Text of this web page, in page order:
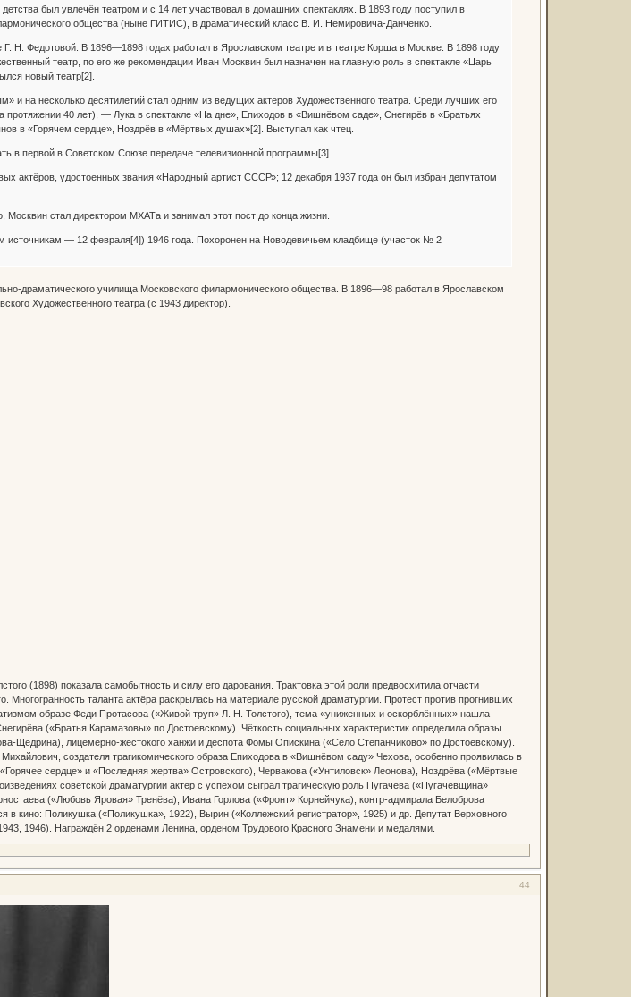
был увлечён театром и с 14 лет участвовал в домашних спектаклях. В 1893 году поступил в
общества (ныне ГИТИС), в драматический класс В. И. Немировича-Данченко.
Н. Федотовой. В 1896—1898 годах работал в Ярославском театре и в театре Корша в Москве. В 1898 году
театр, по его же рекомендации Иван Москвин был назначен на главную роль в спектакле «Царь
новый театр[2].
и на несколько десятилетий стал одним из ведущих актёров Художественного театра. Среди лучших его
протяжении 40 лет), — Лука в спектакле «На дне», Епиходов в «Вишнёвом саде», Снегирёв в «Братьях
в «Горячем сердце», Ноздрёв в «Мёртвых душах»[2]. Выступал как чтец.
в первой в Советском Союзе передаче телевизионной программы[3].
актёров, удостоенных звания «Народный артист СССР»; 12 декабря 1937 года он был избран депутатом
стал директором МХАТа и занимал этот пост до конца жизни.
источникам — 12 февраля[4]) 1946 года. Похоронен на Новодевичьем кладбище (участок № 2
драматического училища Московского филармонического общества. В 1896—98 работал в Ярославском
Художественного театра (с 1943 директор).
(1898) показала самобытность и силу его дарования. Трактовка этой роли предвосхитила отчасти
Многогранность таланта актёра раскрылась на материале русской драматургии. Протест против прогнивших
образе Феди Протасова («Живой труп» Л. Н. Толстого), тема «униженных и оскорблённых» нашла
(«Братья Карамазовы» по Достоевскому). Чёткость социальных характеристик определила образы
Щедрина), лицемерно-жестокого ханжи и деспота Фомы Опискина («Село Степанчиково» по Достоевскому).
создателя трагикомического образа Епиходова в «Вишнёвом саду» Чехова, особенно проявилась в
сердце» и «Последняя жертва» Островского), Червакова («Унтиловск» Леонова), Ноздрёва («Мёртвые
советской драматургии актёр с успехом сыграл трагическую роль Пугачёва («Пугачёвщина»
(«Любовь Яровая» Тренёва), Ивана Горлова («Фронт» Корнейчука), контр-адмирала Белоброва
кино: Поликушка («Поликушка», 1922), Вырин («Коллежский регистратор», 1925) и др. Депутат Верховного
1946). Награждён 2 орденами Ленина, орденом Трудового Красного Знамени и медалями.
44